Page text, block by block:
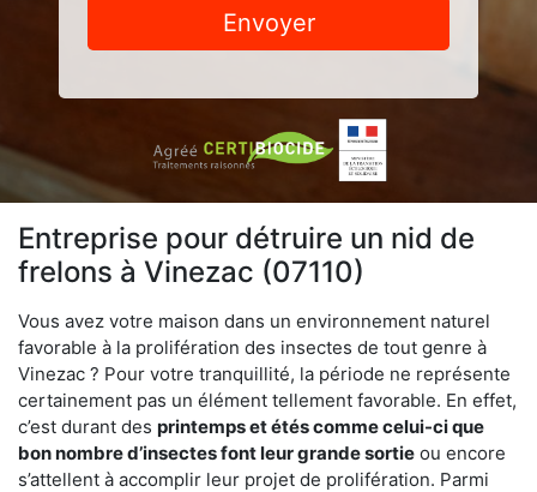
Envoyer
Entreprise pour détruire un nid de
frelons à Vinezac (07110)
Vous avez votre maison dans un environnement naturel
favorable à la prolifération des insectes de tout genre à
Vinezac ? Pour votre tranquillité, la période ne représente
certainement pas un élément tellement favorable. En effet,
c’est durant des printemps et étés comme celui-ci que
bon nombre d’insectes font leur grande sortie ou encore
s’attellent à accomplir leur projet de prolifération. Parmi